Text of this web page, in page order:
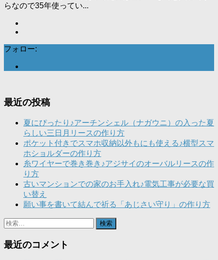
らなので35年使ってい...
フォロー:
最近の投稿
夏にぴったり♪アーチンシェル（ナガウニ）の入った夏
らしい三日月リースの作り方
ポケット付きでスマホ収納以外もにも使える♪横型スマ
ホショルダーの作り方
糸ワイヤーで巻き巻き♪アジサイのオーバルリースの作
り方
古いマンションでの家のお手入れ♪電気工事が必要な買
い替え
願い事を書いて結んで祈る「あじさい守り」の作り方
検
最近のコメント